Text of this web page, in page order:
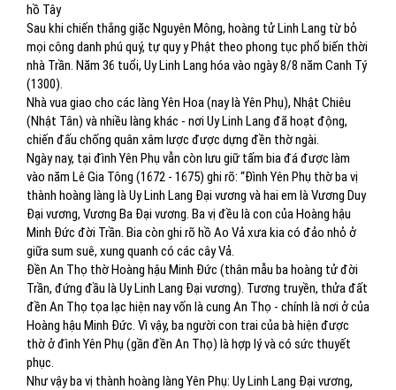
hồ Tây
Sau khi chiến thắng giặc Nguyên Mông, hoàng tử Linh Lang từ bỏ
mọi công danh phú quý, tự quy y Phật theo phong tục phổ biến thời
nhà Trần. Năm 36 tuổi, Uy Linh Lang hóa vào ngày 8/8 năm Canh Tý
(1300).
Nhà vua giao cho các làng Yên Hoa (nay là Yên Phụ), Nhật Chiêu
(Nhật Tân) và nhiều làng khác - nơi Uy Linh Lang đã hoạt động,
chiến đấu chống quân xâm lược được dựng đền thờ ngài.
Ngày nay, tại đình Yên Phụ vẫn còn lưu giữ tấm bia đá được làm
vào năm Lê Gia Tông (1672 - 1675) ghi rõ: “Đình Yên Phụ thờ ba vị
thành hoàng làng là Uy Linh Lang Đại vương và hai em là Vương Duy
Đại vương, Vương Ba Đại vương. Ba vị đều là con của Hoàng hậu
Minh Đức đời Trần. Bia còn ghi rõ hồ Ao Vả xưa kia có đảo nhỏ ở
giữa sum suê, xung quanh có các cây Vả.
Đền An Thọ thờ Hoàng hậu Minh Đức (thân mẫu ba hoàng tử đời
Trần, đứng đầu là Uy Linh Lang Đại vương). Tương truyền, thửa đất
đền An Thọ tọa lạc hiện nay vốn là cung An Thọ - chính là nơi ở của
Hoàng hậu Minh Đức. Vì vậy, ba người con trai của bà hiện được
thờ ở đình Yên Phụ (gần đền An Thọ) là hợp lý và có sức thuyết
phục.
Như vậy ba vị thành hoàng làng Yên Phụ: Uy Linh Lang Đại vương,